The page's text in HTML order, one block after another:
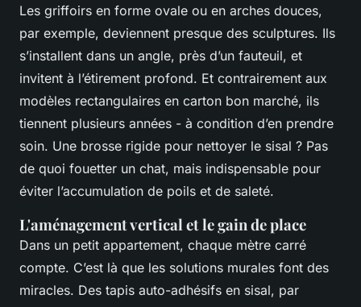
Les griffoirs en forme ovale ou en arches douces,
par exemple, deviennent presque des sculptures. Ils
s’installent dans un angle, près d’un fauteuil, et
invitent à l’étirement profond. Et contrairement aux
modèles rectangulaires en carton bon marché, ils
tiennent plusieurs années - à condition d’en prendre
soin. Une brosse rigide pour nettoyer le sisal ? Pas
de quoi fouetter un chat, mais indispensable pour
éviter l’accumulation de poils et de saleté.
L'aménagement vertical et le gain de place
Dans un petit appartement, chaque mètre carré
compte. C’est là que les solutions murales font des
miracles. Des tapis auto-adhésifs en sisal, par